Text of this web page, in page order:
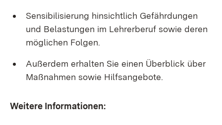
Sensibilisierung hinsichtlich Gefährdungen
und Belastungen im Lehrerberuf sowie deren
möglichen Folgen.
Außerdem erhalten Sie einen Überblick über
Maßnahmen sowie Hilfsangebote.
Weitere Informationen: